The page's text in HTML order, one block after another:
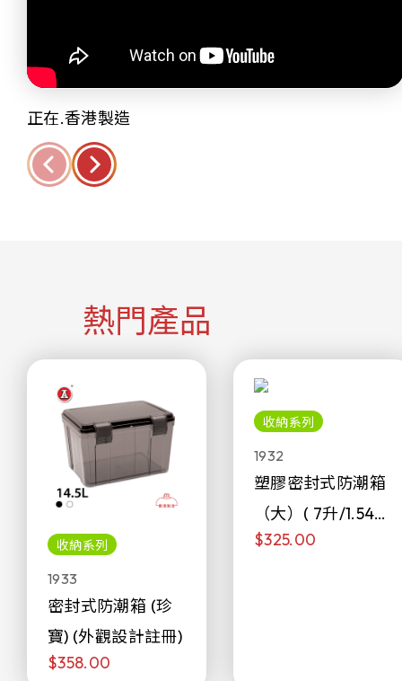
正在.香港製造
熱門產品
收納系列
1933
密封式防潮箱 (珍
寶) (外觀設計註冊)
$358.00
收納系列
1932
塑膠密封式防潮箱
（大）( 7升/1.54加
侖)
$325.00